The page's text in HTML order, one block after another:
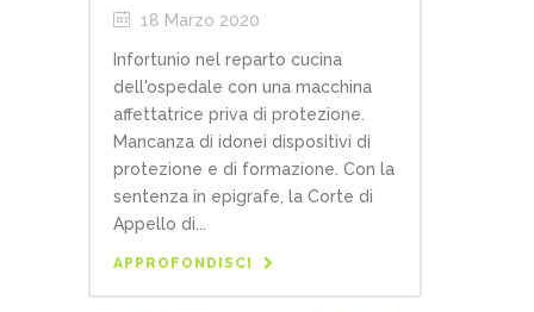
18 Marzo 2020
Infortunio nel reparto cucina
dell'ospedale con una macchina
affettatrice priva di protezione.
Mancanza di idonei dispositivi di
protezione e di formazione. Con la
sentenza in epigrafe, la Corte di
Appello di...
APPROFONDISCI